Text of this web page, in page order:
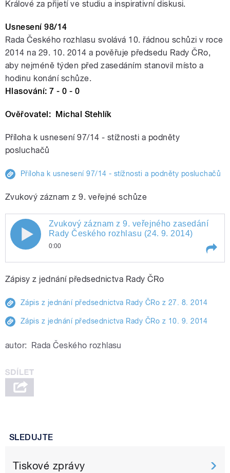
Králové za přijetí ve studiu a inspirativní diskusi.
Usnesení 98/14
Rada Českého rozhlasu svolává 10. řádnou schůzi v roce
2014 na 29. 10. 2014 a pověřuje předsedu Rady ČRo,
aby nejméně týden před zasedáním stanovil místo a
hodinu konání schůze.
Hlasování: 7 - 0 - 0
Ověřovatel: Michal Stehlík
Příloha k usnesení 97/14 - stížnosti a podněty
posluchačů
Příloha k usnesení 97/14 - stížnosti a podněty posluchačů
Zvukový záznam z 9. veřejné schůze
pause
Zvukový záznam z 9. veřejného zasedání
Rady Českého rozhlasu (24. 9. 2014)
0:00
Zápisy z jednání předsednictva Rady ČRo
Zápis z jednání předsednictva Rady ČRo z 27. 8. 2014
Zápis z jednání předsednictva Rady ČRo z 10. 9. 2014
autor: Rada Českého rozhlasu
SLEDUJTE
Tiskové zprávy